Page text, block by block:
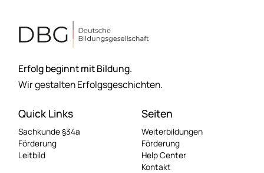
Erfolg beginnt mit Bildung.
Wir gestalten Erfolgsgeschichten.
Quick Links
Sachkunde §34a
Förderung
Leitbild
Seiten
Weiterbildungen
Förderung
Help Center
Kontakt